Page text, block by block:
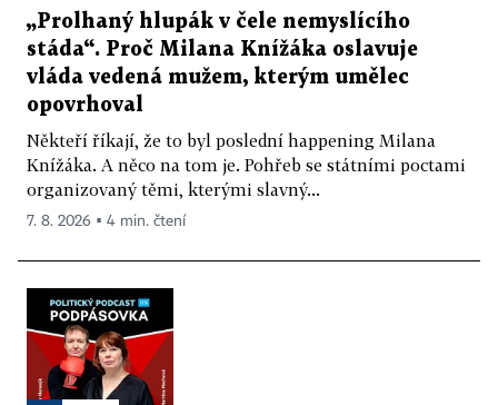
„Prolhaný hlupák v čele nemyslícího
stáda“. Proč Milana Knížáka oslavuje
vláda vedená mužem, kterým umělec
opovrhoval
Někteří říkají, že to byl poslední happening Milana
Knížáka. A něco na tom je. Pohřeb se státními poctami
organizovaný těmi, kterými slavný...
7. 8. 2026 ▪ 4 min. čtení